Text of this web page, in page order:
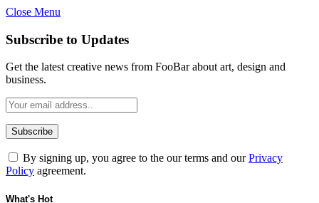
Close Menu
Subscribe to Updates
Get the latest creative news from FooBar about art, design and
business.
By signing up, you agree to the our terms and ourPrivacy
Policy agreement.
What's Hot